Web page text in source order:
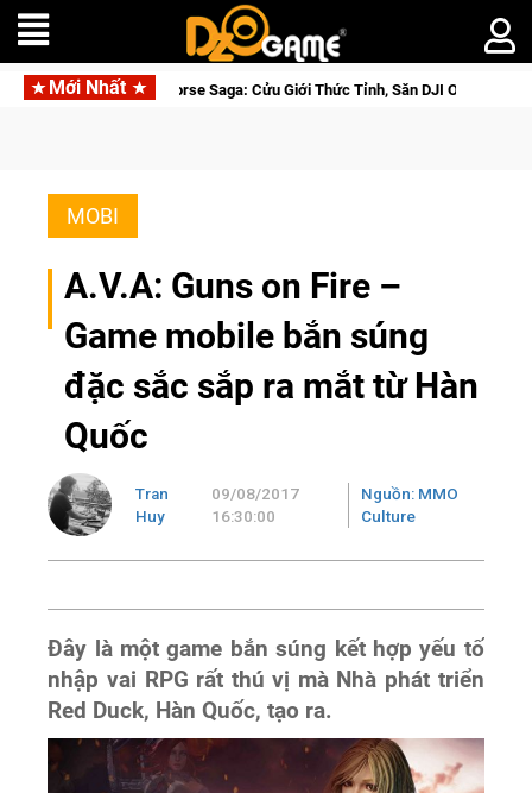
Mới Nhất
Closed Beta Norse Saga: Cửu Giới Thức Tỉnh, Săn DJI Osmo Pocket 3 Ngay
MOBI
A.V.A: Guns on Fire –
Game mobile bắn súng
đặc sắc sắp ra mắt từ Hàn
Quốc
Tran
Huy
09/08/2017
16:30:00
Nguồn: MMO
Culture
Đây là một game bắn súng kết hợp yếu tố
nhập vai RPG rất thú vị mà Nhà phát triển
Red Duck, Hàn Quốc, tạo ra.